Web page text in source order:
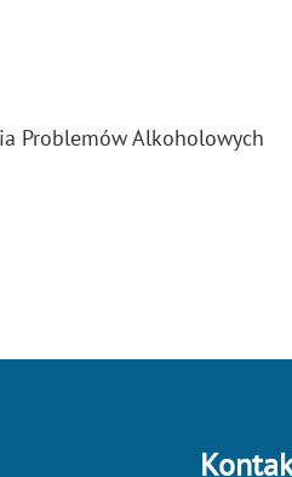
Problemów Alkoholowych